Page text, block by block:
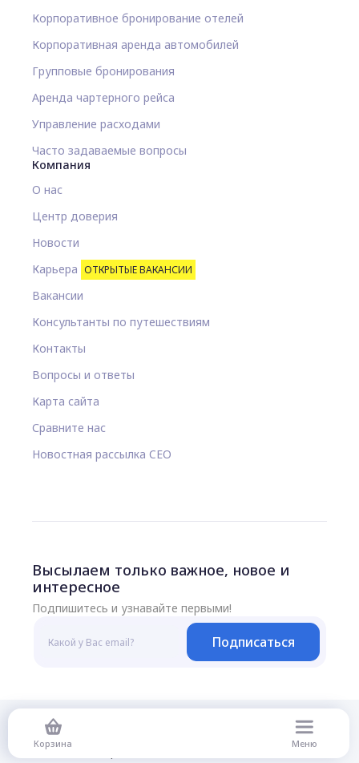
Корзина Меню
Корпоративное бронирование отелей
Корпоративная аренда автомобилей
Групповые бронирования
Аренда чартерного рейса
Управление расходами
Часто задаваемые вопросы
Компания
О нас
Центр доверия
Новости
Карьера ОТКРЫТЫЕ ВАКАНСИИ
Вакансии
Консультанты по путешествиям
Контакты
Вопросы и ответы
Карта сайта
Сравните нас
Новостная рассылка CEO
Высылаем только важное, новое и
интересное
Подпишитесь и узнавайте первыми!
Подписаться
Политика конфиденциальности